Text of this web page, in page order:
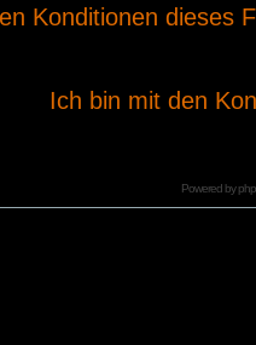
Konditionen dieses
Ich bin mit den
Powered by